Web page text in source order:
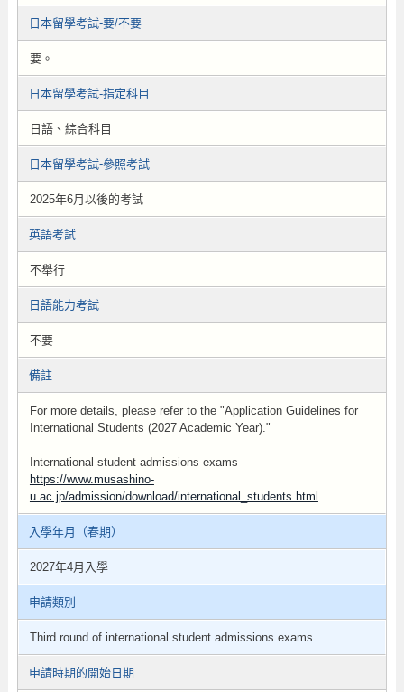
日本留學考試-要/不要
要。
日本留學考試-指定科目
日語、綜合科目
日本留學考試-參照考試
2025年6月以後的考試
英語考試
不舉行
日語能力考試
不要
備註
For more details, please refer to the "Application Guidelines for
International Students (2027 Academic Year)."
International student admissions exams
https://www.musashino-
u.ac.jp/admission/download/international_students.html
入學年月（春期）
2027年4月入學
申請類別
Third round of international student admissions exams
申請時期的開始日期